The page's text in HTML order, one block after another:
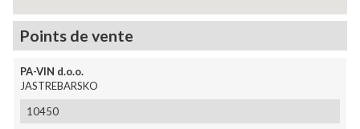
Points de vente
PA-VIN d.o.o.
JASTREBARSKO
10450